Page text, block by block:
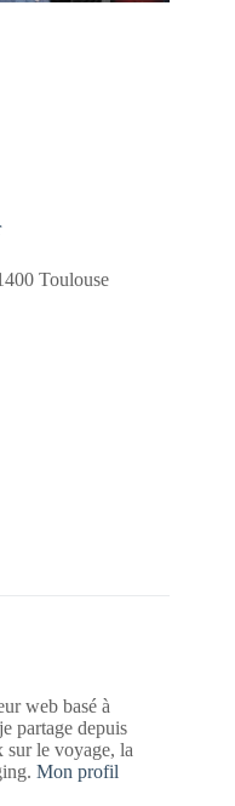
Toulouse
web basé à
partage depuis
sur le voyage, la
Mon profil